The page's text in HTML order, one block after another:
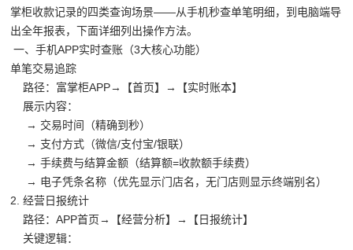
掌柜收款记录的四类查询场景——从手机秒查单笔明细，到电脑端导
出全年报表，下面详细列出操作方法。
一、手机APP实时查账（3大核心功能）
单笔交易追踪
路径：富掌柜APP→【首页】→【实时账本】
展示内容：
→ 交易时间（精确到秒）
→ 支付方式（微信/支付宝/银联）
→ 手续费与结算金额（结算额=收款额手续费）
→ 电子凭条名称（优先显示门店名，无门店则显示终端别名）
2. 经营日报统计
路径：APP首页→【经营分析】→【日报统计】
关键逻辑：